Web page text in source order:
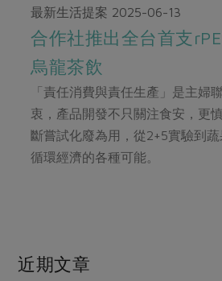
調理食材・點心
調味醬料/南北貨 烘焙
休閒零嘴
保健食品
居家好物
防災用品
醬料
湯品．鍋物
漬物
涼拌沙拉
年菜食譜
合作25-精選產品第四彈
更多當季產品
議題活動
主婦聯盟X樂齡網特約優惠案
30%rPET紅烏龍茶
傳到心坎裡，誠心又澎派
減硝酸鹽
非基改運動 支持本
廢核運動
減添加物 減塑減
公益金 食農教
更多議題
自主把關
檢驗報告
硝酸鹽檢驗
社員權益
合作社法規
最新消息
最新生活提案 2025-06-13
合作社推出全台首支
烏龍茶飲
「責任消費與責任生產」是主婦
衷，產品開發不只關注食安，更
斷嘗試化廢為用，從2+5實驗到
循環經濟的各種可能。
近期文章